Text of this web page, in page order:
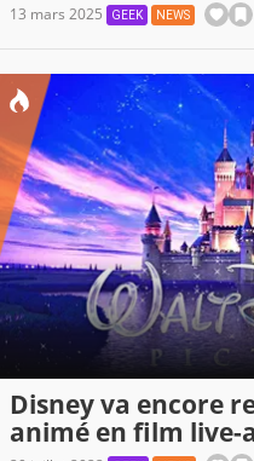
13 mars 2025 GEEK NEWS
Disney va encore
animé en film live-